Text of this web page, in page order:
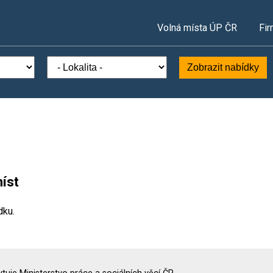
Volná místa ÚP ČR
Zobrazit nabídky